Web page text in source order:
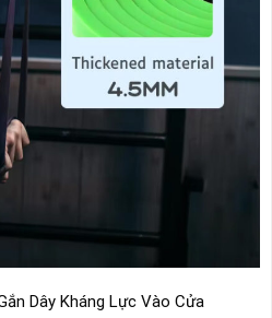
Dây Kháng Lực Vào Cửa